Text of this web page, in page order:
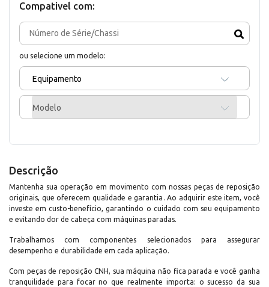
Compativel com:
ou selecione um modelo:
Equipamento
Modelo
Descrição
Mantenha sua operação em movimento com nossas peças de reposição
originais, que oferecem qualidade e garantia. Ao adquirir este item, você
investe em custo-benefício, garantindo o cuidado com seu equipamento
e evitando dor de cabeça com máquinas paradas.
Trabalhamos com componentes selecionados para assegurar
desempenho e durabilidade em cada aplicação.
Com peças de reposição CNH, sua máquina não fica parada e você ganha
tranquilidade para focar no que realmente importa: o sucesso da sua